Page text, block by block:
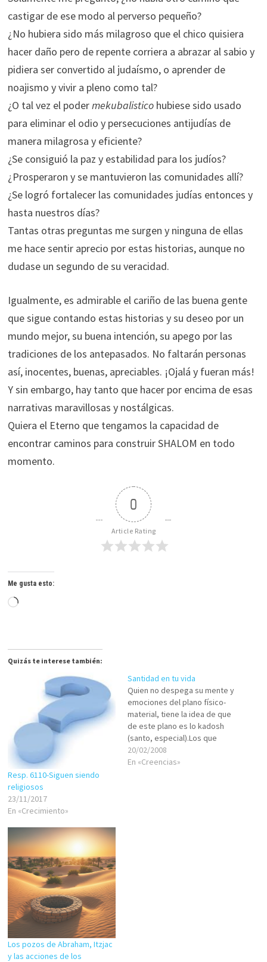
castigar de ese modo al perverso pequeño?
¿No hubiera sido más milagroso que el chico quisiera
hacer daño pero de repente corriera a abrazar al sabio y
pidiera ser convertido al judaísmo, o aprender de
noajismo y vivir a pleno como tal?
¿O tal vez el podermekubalisticohubiese sido usado
para eliminar el odio y persecuciones antijudías de
manera milagrosa y eficiente?
¿Se consiguió la paz y estabilidad para los judíos?
¿Prosperaron y se mantuvieron las comunidades allí?
¿Se logró fortalecer las comunidades judías entonces y
hasta nuestros días?
Tantas otras preguntas me surgen y ninguna de ellas
me hace sentir aprecio por estas historias, aunque no
dudase un segundo de su veracidad.
Igualmente, es admirable el cariño de las buena gente
que sigue contando estas historias y su deseo por un
mundo mejor, su buena intención, su apego por las
tradiciones de los antepasados. No faltarán personas
así, inocentes, buenas, apreciables. ¡Ojalá y fueran más!
Y sin embargo, hay tanto que hacer por encima de esas
narrativas maravillosas y nostálgicas.
Quiera el Eterno que tengamos la capacidad de
encontrar caminos para construir SHALOM en todo
momento.
0
Article Rating
Me gusta esto:
Cargando...
Quizás te interese también:
Resp. 6110-Siguen siendo
religiosos
23/11/2017
En «Crecimiento»
Santidad en tu vida
Quien no despega su mente y
emociones del plano físico-
material, tiene la idea de que
de este plano es lo kadosh
(santo, especial).Los que
procuran andar por el camino
de la Torá y las mitzvot
20/02/2008
En «Creencias»
Los pozos de Abraham, Itzjac
y las acciones de los